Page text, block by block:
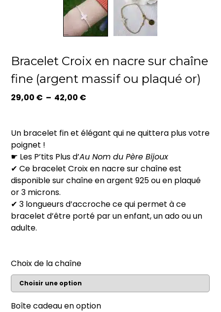
Bracelet Croix en nacre sur chaîne
fine (argent massif ou plaqué or)
29,00 € – 42,00 €
29,00 €
42,00 €
Un bracelet fin et élégant qui ne quittera plus votre
poignet !
☛ Les P’tits Plus d’Au Nom du Père Bijoux
✔ Ce bracelet Croix en nacre sur chaîne est
disponible sur chaîne en argent 925 ou en plaqué
or 3 microns.
✔ 3 longueurs d’accroche ce qui permet à ce
bracelet d’être porté par un enfant, un ado ou un
adulte.
Choix de la chaîne
Boîte cadeau en option